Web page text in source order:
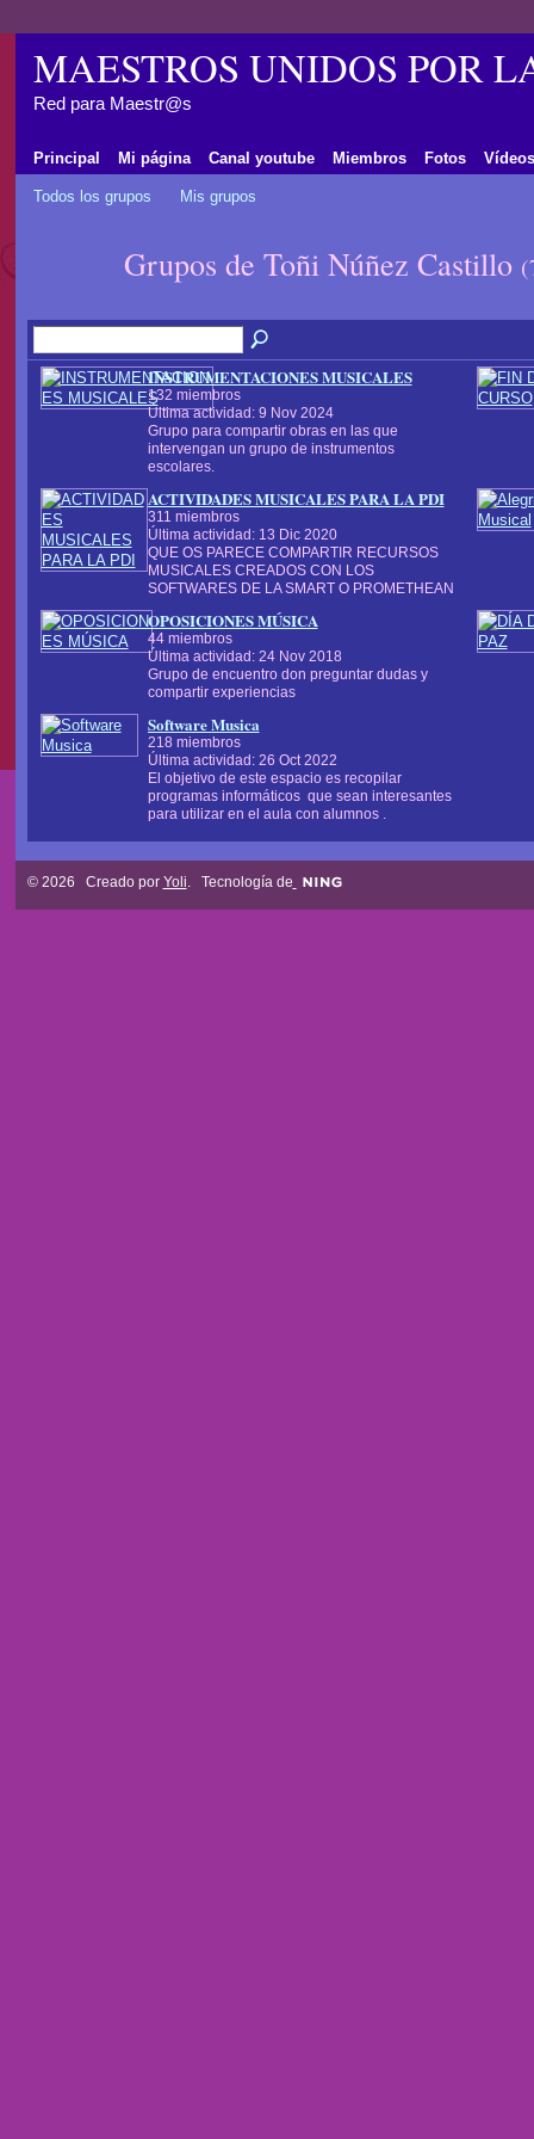
MAESTROS UNIDOS POR
Red para Maestr@s
Principal Mi página Canal youtube Miembros Fotos Vídeos
Todos los grupos Mis grupos
Grupos de Toñi Núñez Castillo
INSTRUMENTACIONES MUSICALES
132 miembros
Última actividad: 9 Nov 2024
Grupo para compartir obras en las que
intervengan un grupo de instrumentos
escolares.
ACTIVIDADES MUSICALES PARA LA PDI
311 miembros
Última actividad: 13 Dic 2020
QUE OS PARECE COMPARTIR RECURSOS
MUSICALES CREADOS CON LOS
SOFTWARES DE LA SMART O PROMETHEAN
OPOSICIONES MÚSICA
44 miembros
Última actividad: 24 Nov 2018
Grupo de encuentro don preguntar dudas y
compartir experiencias
Software Musica
218 miembros
Última actividad: 26 Oct 2022
El objetivo de este espacio es recopilar
programas informáticos que sean interesantes
para utilizar en el aula con alumnos .
© 2026 Creado por Yoli. Tecnología de